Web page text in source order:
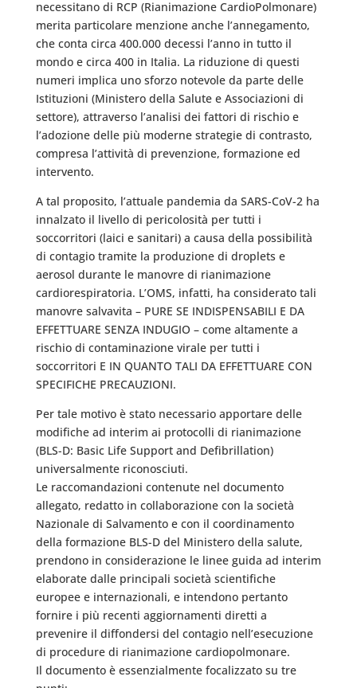
necessitano di RCP (Rianimazione CardioPolmonare)
merita particolare menzione anche l’annegamento,
che conta circa 400.000 decessi l’anno in tutto il
mondo e circa 400 in Italia. La riduzione di questi
numeri implica uno sforzo notevole da parte delle
Istituzioni (Ministero della Salute e Associazioni di
settore), attraverso l’analisi dei fattori di rischio e
l’adozione delle più moderne strategie di contrasto,
compresa l’attività di prevenzione, formazione ed
intervento.
A tal proposito, l’attuale pandemia da SARS-CoV-2 ha
innalzato il livello di pericolosità per tutti i
soccorritori (laici e sanitari) a causa della possibilità
di contagio tramite la produzione di droplets e
aerosol durante le manovre di rianimazione
cardiorespiratoria. L’OMS, infatti, ha considerato tali
manovre salvavita – PURE SE INDISPENSABILI E DA
EFFETTUARE SENZA INDUGIO – come altamente a
rischio di contaminazione virale per tutti i
soccorritori E IN QUANTO TALI DA EFFETTUARE CON
SPECIFICHE PRECAUZIONI.
Per tale motivo è stato necessario apportare delle
modifiche ad interim ai protocolli di rianimazione
(BLS-D: Basic Life Support and Defibrillation)
universalmente riconosciuti.
Le raccomandazioni contenute nel documento
allegato, redatto in collaborazione con la società
Nazionale di Salvamento e con il coordinamento
della formazione BLS-D del Ministero della salute,
prendono in considerazione le linee guida ad interim
elaborate dalle principali società scientifiche
europee e internazionali, e intendono pertanto
fornire i più recenti aggiornamenti diretti a
prevenire il diffondersi del contagio nell’esecuzione
di procedure di rianimazione cardiopolmonare.
Il documento è essenzialmente focalizzato su tre